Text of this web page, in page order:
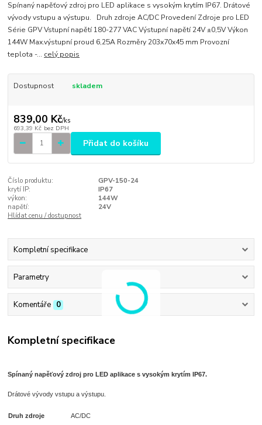
Spínaný napěťový zdroj pro LED aplikace s vysokým krytím IP67. Drátové
vývody vstupu a výstupu. Druh zdroje AC/DC Provedení Zdroje pro LED
Série GPV Vstupní napětí 180-277 VAC Výstupní napětí 24V ±0,5V Výkon
144W Max.výstupní proud 6,25A Rozměry 203x70x45 mm Provozní
teplota -... celý popis
Dostupnost skladem
839,00 Kč/ks
693,39 Kč bez DPH
Přidat do košíku
Číslo produktu:
GPV-150-24
krytí IP:
IP67
výkon:
144W
napětí:
24V
Hlídat cenu / dostupnost
Kompletní specifikace
Parametry
Komentáře 0
Kompletní specifikace
Spínaný napěťový zdroj pro LED aplikace s vysokým krytím IP67.
Drátové vývody vstupu a výstupu.
Druh zdroje
AC/DC